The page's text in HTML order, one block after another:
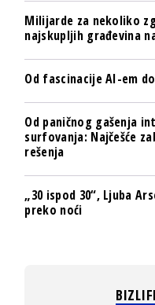
Milijarde za nekoliko
najskupljih građevina
Od fascinacije AI-em
Od paničnog gašenja
surfovanja: Najčešće
rešenja
„30 ispod 30“, Ljuba
preko noći